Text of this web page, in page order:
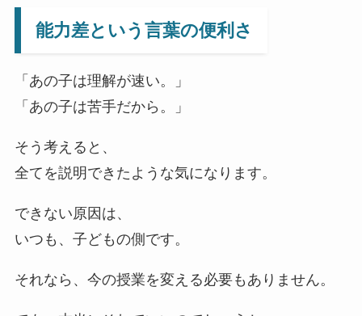
能力差という言葉の便利さ
「あの子は理解が速い。」
「あの子は苦手だから。」
そう考えると、
全てを説明できたような気になります。
できない原因は、
いつも、子どもの側です。
それなら、今の授業を変える必要もありません。